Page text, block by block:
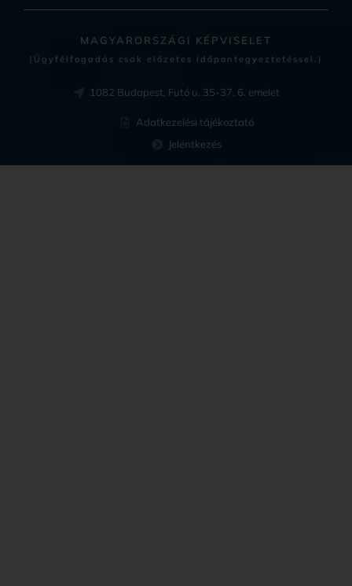
MAGYARORSZÁGI KÉPVISELET
(Ügyfélfogadás csak előzetes időpontegyeztetéssel.)
1082 Budapest, Futó u. 35-37. 6. emelet
Adatkezelési tájékoztató
Jelentkezés